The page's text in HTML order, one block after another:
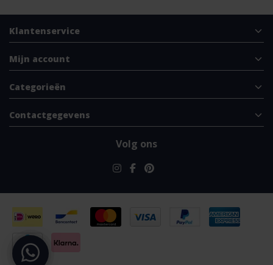
Klantenservice
Mijn account
Categorieën
Contactgegevens
Volg ons